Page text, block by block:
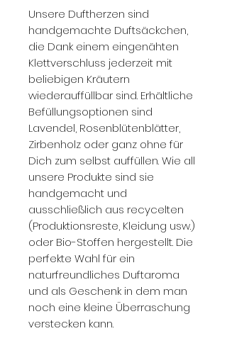
Unsere Duftherzen sind
handgemachte Duftsäckchen,
die Dank einem eingenähten
Klettverschluss jederzeit mit
beliebigen Kräutern
wiederauffüllbar sind. Erhältliche
Befüllungsoptionen sind
Lavendel, Rosenblütenblätter,
Zirbenholz oder ganz ohne für
Dich zum selbst auffüllen. Wie all
unsere Produkte sind sie
handgemacht und
ausschließlich aus recycelten
(Produktionsreste, Kleidung usw.)
oder Bio-Stoffen hergestellt. Die
perfekte Wahl für ein
naturfreundliches Duftaroma
und als Geschenk in dem man
noch eine kleine Überraschung
verstecken kann.